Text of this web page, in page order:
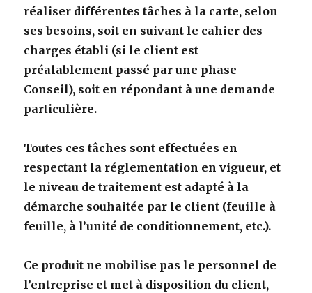
réaliser différentes tâches à la carte, selon
ses besoins, soit en suivant le cahier des
charges établi (si le client est
préalablement passé par une phase
Conseil), soit en répondant à une demande
particulière.
Toutes ces tâches sont effectuées en
respectant la réglementation en vigueur, et
le niveau de traitement est adapté à la
démarche souhaitée par le client (feuille à
feuille, à l’unité de conditionnement, etc.).
Ce produit ne mobilise pas le personnel de
l’entreprise et met à disposition du client,